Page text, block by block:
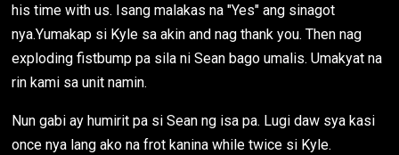
his time with us. Isang malakas na "Yes" ang sinagot
nya.Yumakap si Kyle sa akin and nag thank you. Then nag
exploding fistbump pa sila ni Sean bago umalis. Umakyat na
rin kami sa unit namin.
Nun gabi ay humirit pa si Sean ng isa pa. Lugi daw sya kasi
once nya lang ako na frot kanina while twice si Kyle.